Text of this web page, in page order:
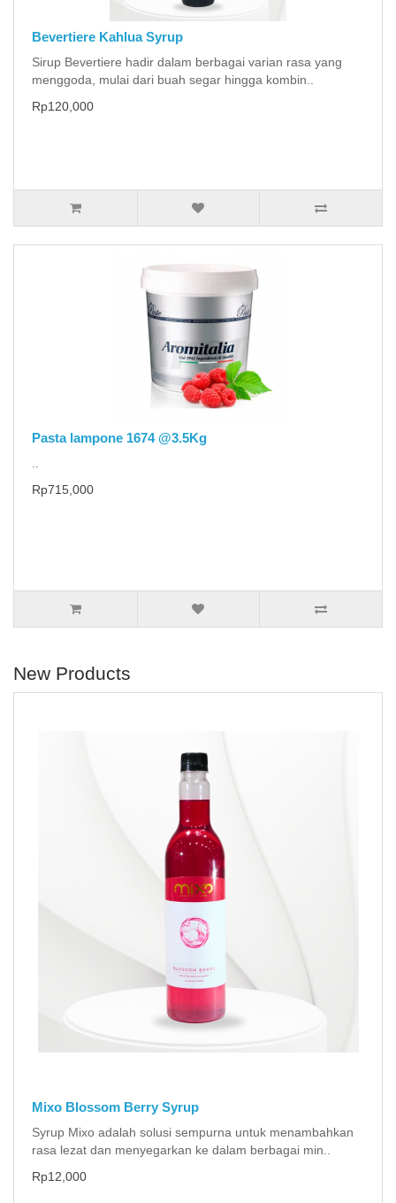
Bevertiere Kahlua Syrup
Sirup Bevertiere hadir dalam berbagai varian rasa yang
menggoda, mulai dari buah segar hingga kombin..
Rp120,000
Pasta lampone 1674 @3.5Kg
Rp715,000
New Products
Mixo Blossom Berry Syrup
Syrup Mixo adalah solusi sempurna untuk menambahkan
rasa lezat dan menyegarkan ke dalam berbagai min..
Rp12,000